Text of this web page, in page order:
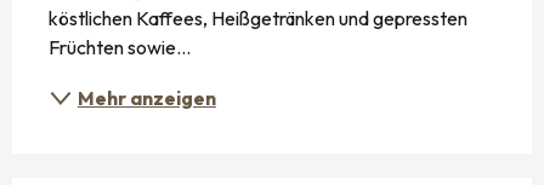
köstlichen Kaffees, Heißgetränken und gepressten
Früchten sowie...
Mehr anzeigen